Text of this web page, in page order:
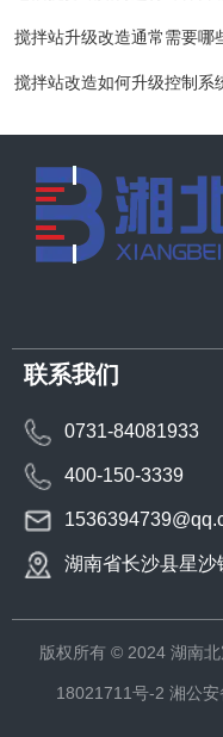
搅拌站升级改造通常需要哪
搅拌站改造如何升级控制系
联系我们
0731-84081933
400-150-3339
湖南省长沙县星
版权所有 © 2024 湖南
18021711号-2 湘公